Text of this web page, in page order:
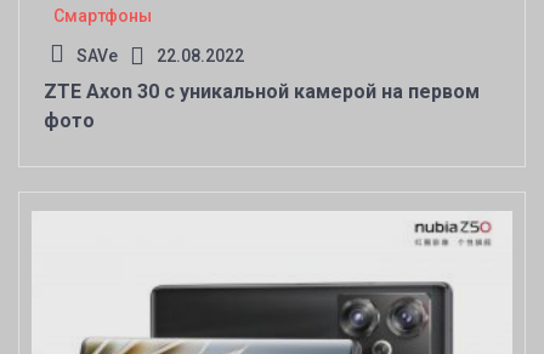
Смартфоны
SAVe 22.08.2022
ZTE Axon 30 с уникальной камерой на первом
фото